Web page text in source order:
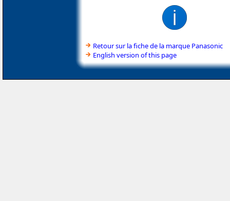
Retour sur la fiche de la marque Panasonic
English version of this page